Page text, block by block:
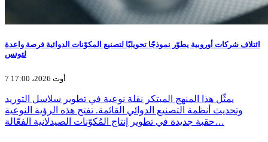
ائتلاف شركات أوروبية يطوّر نموذجًا تحويليًا لتصنيع المكوّنات الدوائية فرصة واعدة
لتونس
7 أوت 2026، 17:00
يمثّل هذا المنهج المبتكر نقلة نوعية في تطوير سلاسل التوريد
وتحديث أنظمة التصنيع الدوائي القائمة. تفتح هذه الرؤية النوعية
حقبة جديدة في تطوير إنتاج المُكوّنات الصيدلانية الفعّالة…